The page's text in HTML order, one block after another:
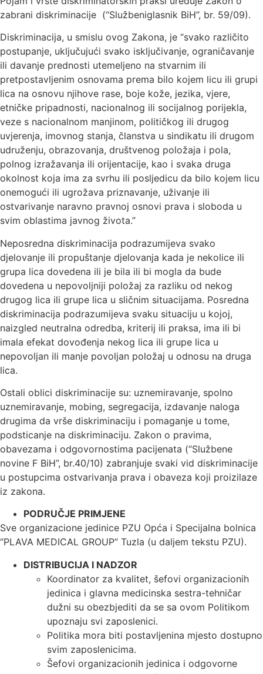
zabrani diskriminacije (“Službeniglasnik BiH”, br. 59/09).
Diskriminacija, u smislu ovog Zakona, je “svako različito
postupanje, uključujući svako isključivanje, ograničavanje
ili davanje prednosti utemeljeno na stvarnim ili
pretpostavljenim osnovama prema bilo kojem licu ili grupi
lica na osnovu njihove rase, boje kože, jezika, vjere,
etničke pripadnosti, nacionalnog ili socijalnog porijekla,
veze s nacionalnom manjinom, političkog ili drugog
uvjerenja, imovnog stanja, članstva u sindikatu ili drugom
udruženju, obrazovanja, društvenog položaja i pola,
polnog izražavanja ili orijentacije, kao i svaka druga
okolnost koja ima za svrhu ili posljedicu da bilo kojem licu
onemogući ili ugrožava priznavanje, uživanje ili
ostvarivanje naravno pravnoj osnovi prava i sloboda u
svim oblastima javnog života.”
Neposredna diskriminacija podrazumijeva svako
djelovanje ili propuštanje djelovanja kada je nekolice ili
grupa lica dovedena ili je bila ili bi mogla da bude
dovedena u nepovoljniji položaj za razliku od nekog
drugog lica ili grupe lica u sličnim situacijama. Posredna
diskriminacija podrazumijeva svaku situaciju u kojoj,
naizgled neutralna odredba, kriterij ili praksa, ima ili bi
imala efekat dovođenja nekog lica ili grupe lica u
nepovoljan ili manje povoljan položaj u odnosu na druga
lica.
Ostali oblici diskriminacije su: uznemiravanje, spolno
uznemiravanje, mobing, segregacija, izdavanje naloga
drugima da vrše diskriminaciju i pomaganje u tome,
podsticanje na diskriminaciju. Zakon o pravima,
obavezama i odgovornostima pacijenata (“Službene
novine F BiH”, br.40/10) zabranjuje svaki vid diskriminacije
u postupcima ostvarivanja prava i obaveza koji proizilaze
iz zakona.
PODRUČJE PRIMJENE
Sve organizacione jedinice PZU Opća i Specijalna bolnica
“PLAVA MEDICAL GROUP” Tuzla (u daljem tekstu PZU).
DISTRIBUCIJA I NADZOR
Koordinator za kvalitet, šefovi organizacionih
jedinica i glavna medicinska sestra-tehničar
dužni su obezbjediti da se sa ovom Politikom
upoznaju svi zaposlenici.
Politika mora biti postavljenina mjesto dostupno
svim zaposlenicima.
Šefovi organizacionih jedinica i odgovorne